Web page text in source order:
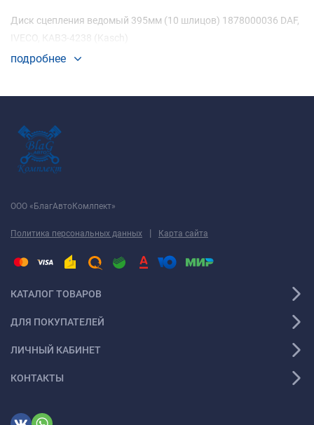
Диск сцепления ведомый 395мм (10 шлицов) 1878000036 DAF,
IVECO, КАВЗ-4238 (Kasch)
подробнее
ООО «БлагАвтоКомлпект»
Политика персональных данных | Карта сайта
КАТАЛОГ ТОВАРОВ
ДЛЯ ПОКУПАТЕЛЕЙ
ЛИЧНЫЙ КАБИНЕТ
КОНТАКТЫ